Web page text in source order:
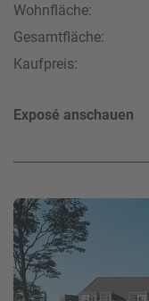
Wohnfläche:
Gesamtfläche:
Kaufpreis:
Exposé anschauen